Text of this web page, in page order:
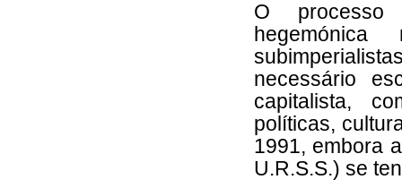
O processo
necessário
capitalista,
políticas,
1991, embora
U.R.S.S.) se